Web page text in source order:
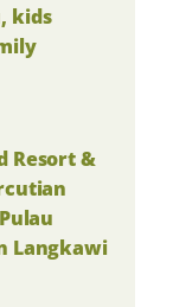
kids
Resort &
Langkawi